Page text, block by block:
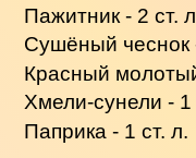
Пажитник - 2 ст.
Сушёный чеснок
Красный
Хмели-сунели - 1
Паприка - 1 ст. л.